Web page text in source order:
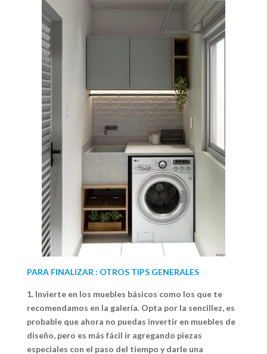
PARA FINALIZAR : OTROS TIPS GENERALES
1. Invierte en los muebles básicos como los que te
recomendamos en la galería. Opta por la sencillez, es
probable que ahora no puedas invertir en muebles de
diseño, pero es más fácil ir agregando piezas
especiales con el paso del tiempo y darle una